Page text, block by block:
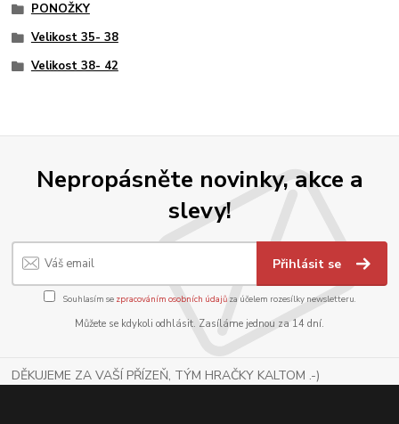
PONOŽKY
Velikost 35- 38
Velikost 38- 42
Nepropásněte novinky, akce a
slevy!
Přihlásit se
Souhlasím se zpracováním osobních údajůza účelem rozesílky newsletteru.
Můžete se kdykoli odhlásit. Zasíláme jednou za 14 dní.
DĚKUJEME ZA VAŠÍ PŘÍZEŇ, TÝM HRAČKY KALTOM .-)